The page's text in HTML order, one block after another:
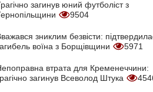
загинув юний футболіст з
9504
зниклим безвісти:
воїна з Борщівщини
5971
втрата для Кременеччини:
загинув Всеволод Штука